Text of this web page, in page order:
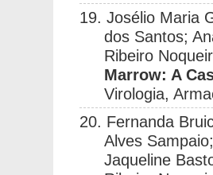
19. Josélio Maria
dos Santos;
Ribeiro
Marrow: A
Virologia,
20. Fernanda
Alves
Jaqueline